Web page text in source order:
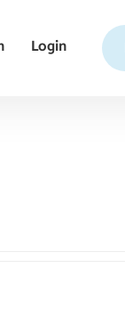
Login